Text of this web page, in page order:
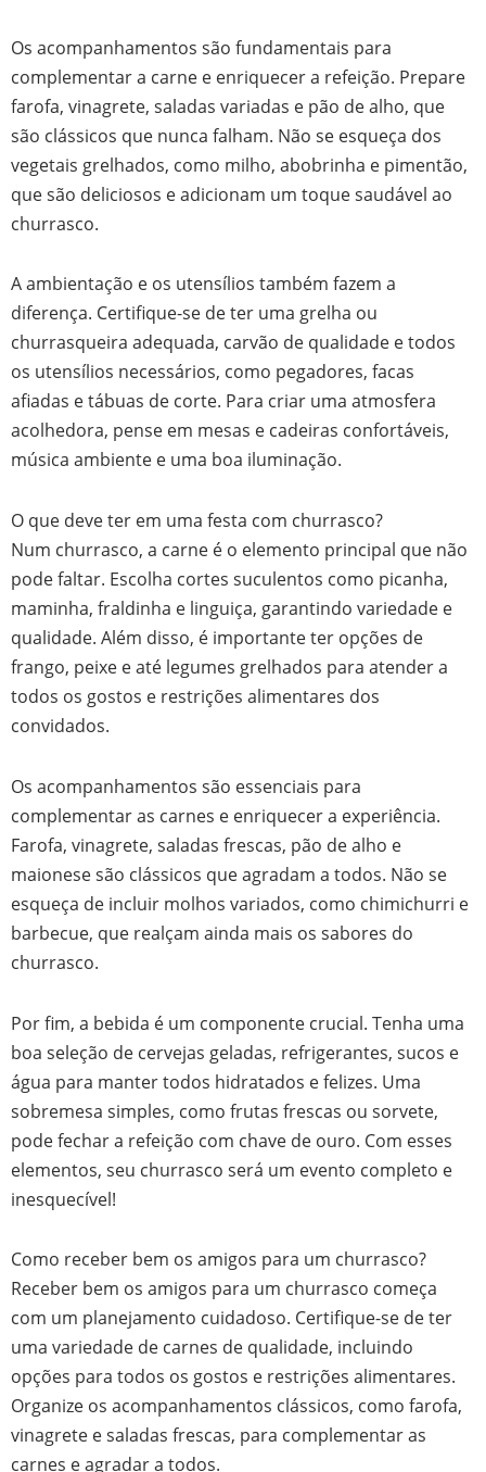
Os acompanhamentos são fundamentais para
complementar a carne e enriquecer a refeição. Prepare
farofa, vinagrete, saladas variadas e pão de alho, que
são clássicos que nunca falham. Não se esqueça dos
vegetais grelhados, como milho, abobrinha e pimentão,
que são deliciosos e adicionam um toque saudável ao
churrasco.
A ambientação e os utensílios também fazem a
diferença. Certifique-se de ter uma grelha ou
churrasqueira adequada, carvão de qualidade e todos
os utensílios necessários, como pegadores, facas
afiadas e tábuas de corte. Para criar uma atmosfera
acolhedora, pense em mesas e cadeiras confortáveis,
música ambiente e uma boa iluminação.
O que deve ter em uma festa com churrasco?
Num churrasco, a carne é o elemento principal que não
pode faltar. Escolha cortes suculentos como picanha,
maminha, fraldinha e linguiça, garantindo variedade e
qualidade. Além disso, é importante ter opções de
frango, peixe e até legumes grelhados para atender a
todos os gostos e restrições alimentares dos
convidados.
Os acompanhamentos são essenciais para
complementar as carnes e enriquecer a experiência.
Farofa, vinagrete, saladas frescas, pão de alho e
maionese são clássicos que agradam a todos. Não se
esqueça de incluir molhos variados, como chimichurri e
barbecue, que realçam ainda mais os sabores do
churrasco.
Por fim, a bebida é um componente crucial. Tenha uma
boa seleção de cervejas geladas, refrigerantes, sucos e
água para manter todos hidratados e felizes. Uma
sobremesa simples, como frutas frescas ou sorvete,
pode fechar a refeição com chave de ouro. Com esses
elementos, seu churrasco será um evento completo e
inesquecível!
Como receber bem os amigos para um churrasco?
Receber bem os amigos para um churrasco começa
com um planejamento cuidadoso. Certifique-se de ter
uma variedade de carnes de qualidade, incluindo
opções para todos os gostos e restrições alimentares.
Organize os acompanhamentos clássicos, como farofa,
vinagrete e saladas frescas, para complementar as
carnes e agradar a todos.